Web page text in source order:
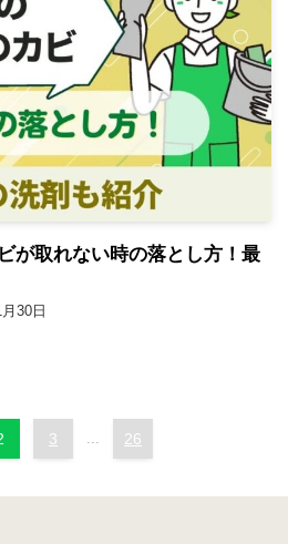
が取れない時の落とし方！最
30日
3 ... 26